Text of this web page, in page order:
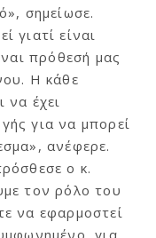
σημείωσε.
γιατί είναι
πρόθεσή μας
Η κάθε
να έχει
για να μπορεί
ανέφερε.
ο κ.
τον ρόλο του
να εφαρμοστεί
για